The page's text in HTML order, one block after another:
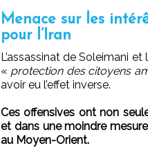
Menace sur les
pour l’Iran
L’assassinat de Soleimani
« protection des citoyens
avoir eu l’effet inverse.
Ces offensives ont non
et dans une moindre
au Moyen-Orient.